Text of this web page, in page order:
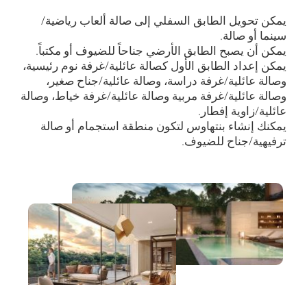
يمكن تحويل الطابق السفلي إلى صالة ألعاب رياضية/
سينما أو صالة.
يمكن أن يصبح الطابق الأرضي جناحاً للضيوف أو مكتباً.
يمكن إعداد الطابق الأول كصالة عائلية/غرفة نوم رئيسية،
وصالة عائلية/غرفة دراسة، وصالة عائلية/جناح صغير،
وصالة عائلية/غرفة مربية وصالة عائلية/غرفة خياط، وصالة
عائلية/زاوية إفطار.
يمكنك إنشاء بنتهاوس لتكون منطقة استجمام أو صالة
ترفيهية/جناح للضيوف.